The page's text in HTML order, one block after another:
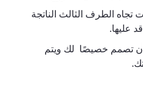
الطرف الثالث الناتجة
عليها.
أن تصمم خصيصًا لك ويتم